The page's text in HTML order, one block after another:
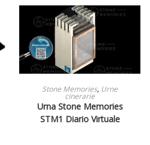
LEGGI TUTTO
Stone Memories, Urne
cinerarie
Urna Stone Memories
STM1 Diario Virtuale